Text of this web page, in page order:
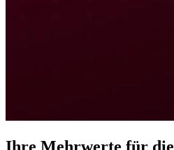
Ihre Mehrwerte für die